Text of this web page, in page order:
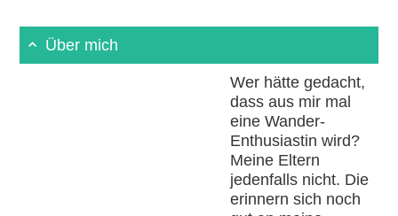
Über mich
Wer hätte gedacht,
dass aus mir mal
eine Wander-
Enthusiastin wird?
Meine Eltern
jedenfalls nicht. Die
erinnern sich noch